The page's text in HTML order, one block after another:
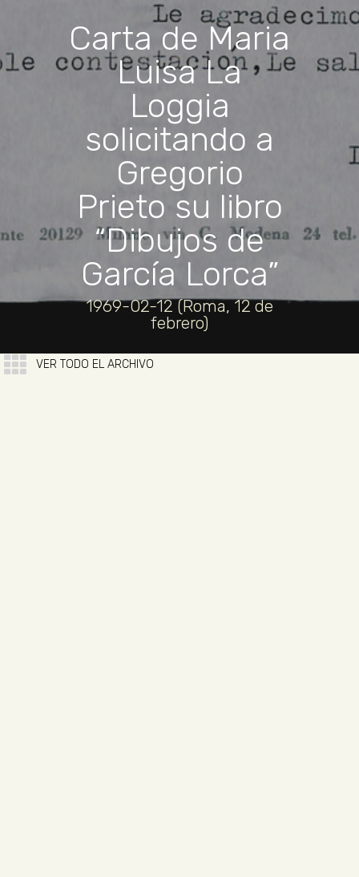
Carta de Maria
Luisa La
Loggia
solicitando a
Gregorio
Prieto su libro
“Dibujos de
García Lorca”
1969-02-12 (Roma, 12 de
febrero)
VER TODO EL ARCHIVO